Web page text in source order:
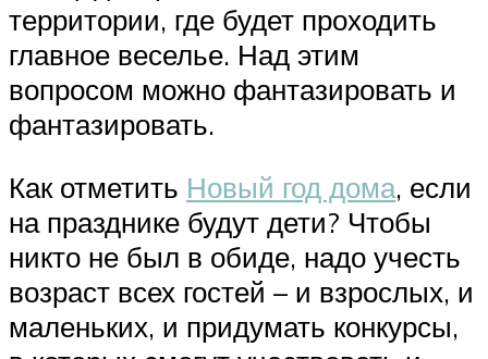
территории, где будет проходить
главное веселье. Над этим
вопросом можно фантазировать и
фантазировать.
Как отметить Новый год дома, если
на празднике будут дети? Чтобы
никто не был в обиде, надо учесть
возраст всех гостей – и взрослых, и
маленьких, и придумать конкурсы,